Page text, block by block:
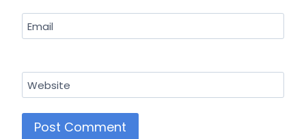
Email
Website